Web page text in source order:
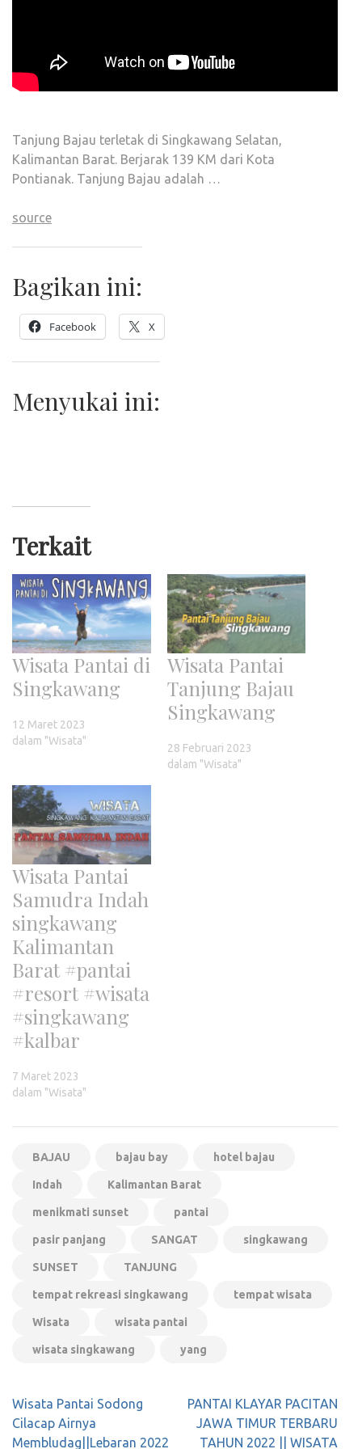
Tanjung Bajau terletak di Singkawang Selatan,
Kalimantan Barat. Berjarak 139 KM dari Kota
Pontianak. Tanjung Bajau adalah …
source
Bagikan ini:
Facebook X
Menyukai ini:
Terkait
Wisata Pantai di
Singkawang
12 Maret 2023
dalam "Wisata"
Wisata Pantai
Tanjung Bajau
Singkawang
28 Februari 2023
dalam "Wisata"
Wisata Pantai
Samudra Indah
singkawang
Kalimantan
Barat #pantai
#resort #wisata
#singkawang
#kalbar
7 Maret 2023
dalam "Wisata"
BAJAU bajau bay hotel bajau
Indah Kalimantan Barat
menikmati sunset pantai
pasir panjang SANGAT singkawang
SUNSET TANJUNG
tempat rekreasi singkawang tempat wisata
Wisata wisata pantai
wisata singkawang yang
Navigasi
pos
Wisata Pantai Sodong
Cilacap Airnya
Membludag||Lebaran 2022
PANTAI KLAYAR PACITAN
JAWA TIMUR TERBARU
TAHUN 2022 || WISATA